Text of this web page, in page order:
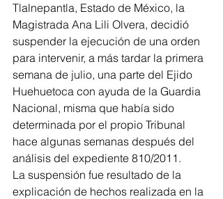
Tlalnepantla, Estado de México, la
Magistrada Ana Lili Olvera, decidió
suspender la ejecución de una orden
para intervenir, a más tardar la primera
semana de julio, una parte del Ejido
Huehuetoca con ayuda de la Guardia
Nacional, misma que había sido
determinada por el propio Tribunal
hace algunas semanas después del
análisis del expediente 810/2011.
La suspensión fue resultado de la
explicación de hechos realizada en la